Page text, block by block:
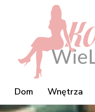
Dom Wnętrza